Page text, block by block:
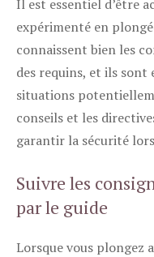
Il est essentiel d’être
expérimenté en
connaissent bien les
des requins, et ils sont
situations
conseils et les
garantir la sécurité
Suivre les
par le guide
Lorsque vous plongez